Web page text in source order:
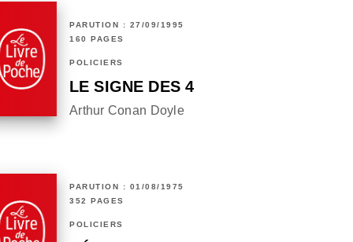
PARUTION : 27/09/1995
160 PAGES
POLICIERS
LE SIGNE DES 4
Arthur Conan Doyle
PARUTION : 01/08/1975
352 PAGES
POLICIERS